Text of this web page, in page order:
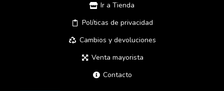
Ir a Tienda
Políticas de privacidad
Cambios y devoluciones
Venta mayorista
Contacto